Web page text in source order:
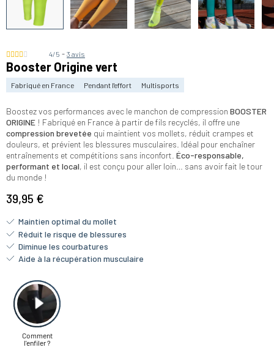
4/5 - 3 avis
Booster Origine vert
Fabriqué en France Pendant l'effort Multisports
Boostez vos performances avec le manchon de compression BOOSTER
ORIGINE ! Fabriqué en France à partir de fils recyclés, il offre une
compression brevetée qui maintient vos mollets, réduit crampes et
douleurs, et prévient les blessures musculaires. Idéal pour enchaîner
entraînements et compétitions sans inconfort. Éco-responsable,
performant et local, il est conçu pour aller loin… sans avoir fait le tour
du monde !
39,95 €
Maintien optimal du mollet
Réduit le risque de blessures
Diminue les courbatures
Aide à la récupération musculaire